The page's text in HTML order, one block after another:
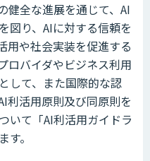
健全な進展を通じて、AI
図り、AIに対する信頼を
用や社会実装を促進する
ロバイダやビジネス利用
して、また国際的な認
利活用原則及び同原則を
いて「AI利活用ガイドラ
。